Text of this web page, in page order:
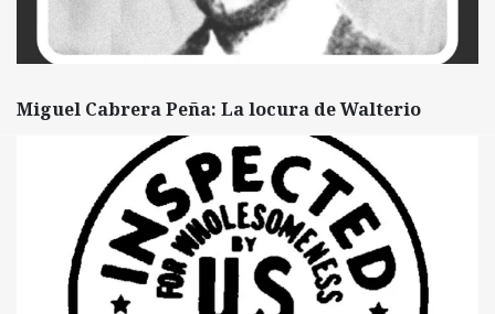
Miguel Cabrera Peña: La locura de Walterio